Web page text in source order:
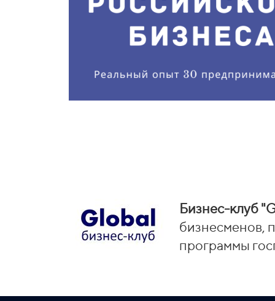
Бизнес-клуб
бизнесменов,
программы